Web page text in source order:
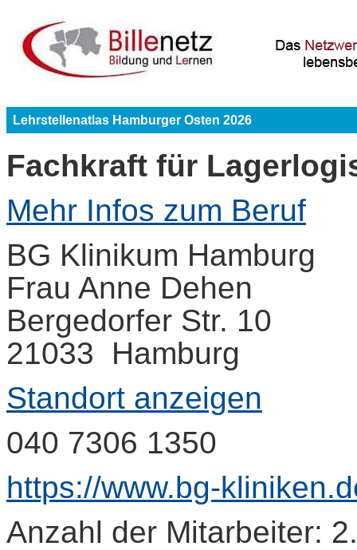
Lehrstellenatlas Hamburger Osten 2026
Fachkraft für
Mehr Infos zum Beruf
BG Klinikum Hamburg
Frau Anne Dehen
Bergedorfer Str. 10
21033 Hamburg
Standort anzeigen
040 7306 1350
https://www.bg-
Anzahl der Mitarbeiter: